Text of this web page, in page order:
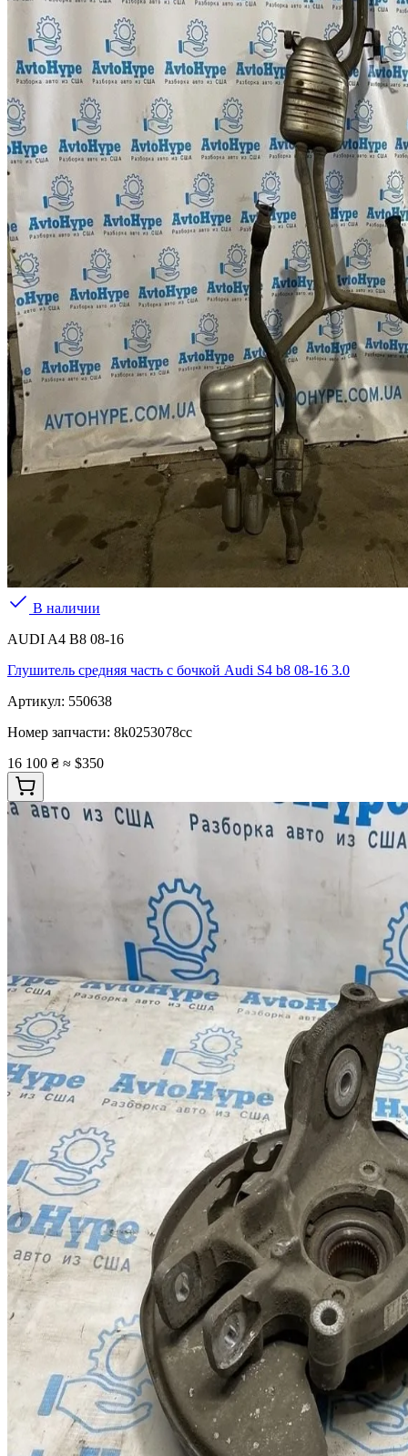
В наличии
AUDI A4 B8 08-16
Глушитель средняя часть с бочкой Audi S4 b8 08-16 3.0
Артикул: 550638
Номер запчасти: 8k0253078cc
16 100 ₴ ≈ $350